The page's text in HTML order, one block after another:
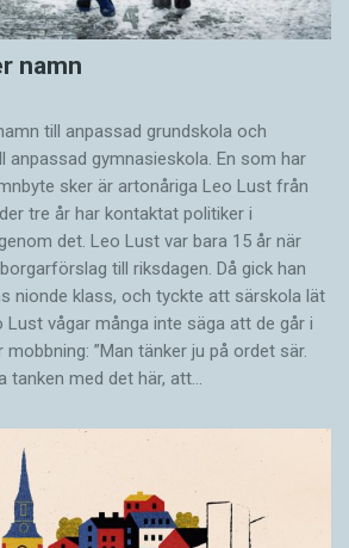
namn
till anpassad grundskola och
anpassad gymnasieskola. En som har
sker är artonåriga Leo Lust från
tre år har kontaktat politiker i
det. Leo Lust var bara 15 år när
till riksdagen. Då gick han
nionde klass, och tyckte att särskola lät
Lust vågar många inte säga att de går i
”Man tänker ju på ordet sär.
tanken med det här, att…